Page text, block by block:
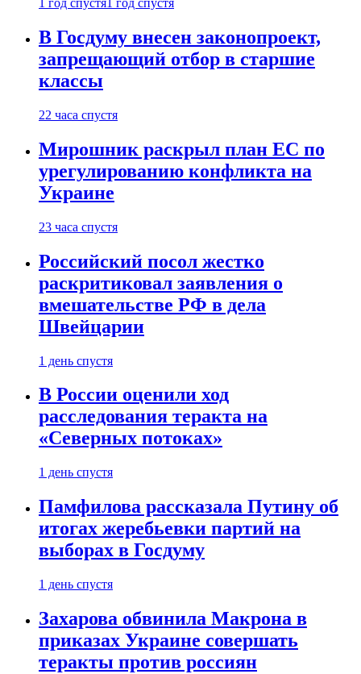
1 год спустя 1 год спустя
В Госдуму внесен законопроект,
запрещающий отбор в старшие
классы
22 часа спустя
Мирошник раскрыл план ЕС по
урегулированию конфликта на
Украине
23 часа спустя
Российский посол жестко
раскритиковал заявления о
вмешательстве РФ в дела
Швейцарии
1 день спустя
В России оценили ход
расследования теракта на
«Северных потоках»
1 день спустя
Памфилова рассказала Путину об
итогах жеребьевки партий на
выборах в Госдуму
1 день спустя
Захарова обвинила Макрона в
приказах Украине совершать
теракты против россиян